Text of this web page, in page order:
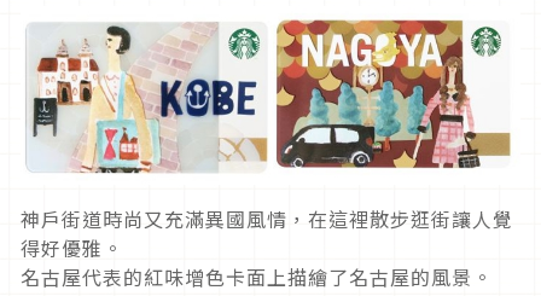
神戶街道時尚又充滿異國風情，在這裡散步逛街讓人覺
得好優雅。
名古屋代表的紅味增色卡面上描繪了名古屋的風景。